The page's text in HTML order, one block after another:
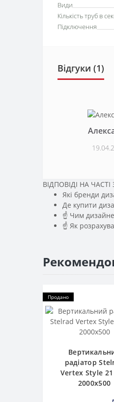
Види
Кількість труб в
Підключення
Відгуки (1)
ВІДПОВІДІ НА
Які бренди
Де купити
☝ Чим
☝ Як
Продано
радіатор
Vertex Style
2000х500